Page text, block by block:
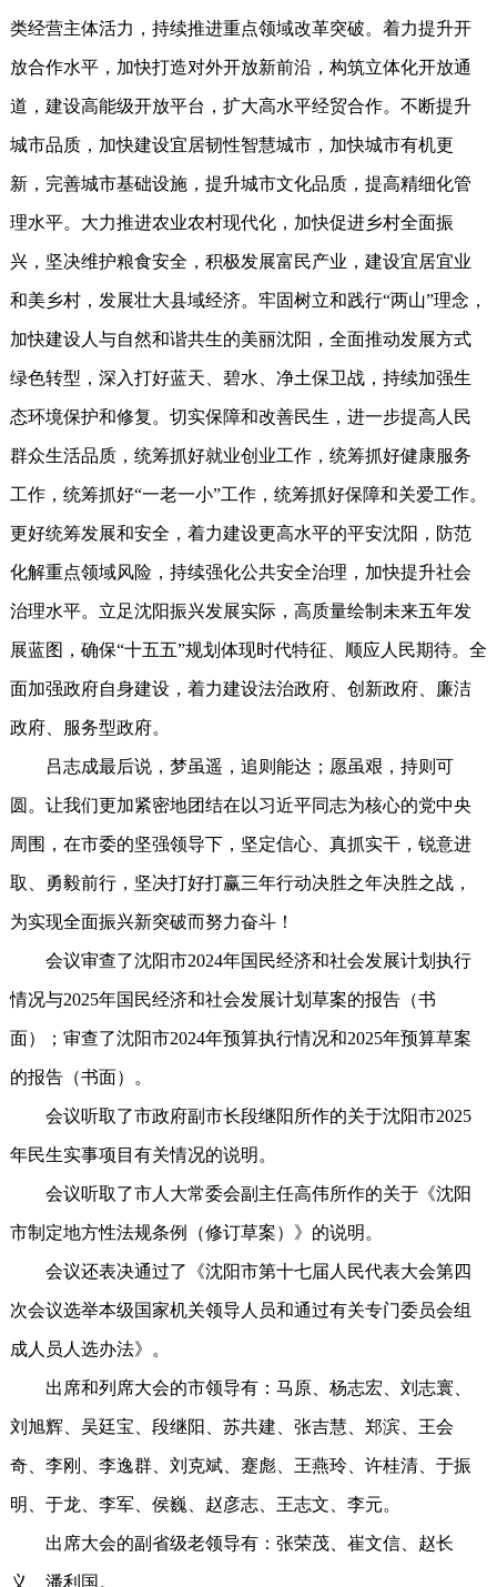
类经营主体活力，持续推进重点领域改革突破。着力提升开
放合作水平，加快打造对外开放新前沿，构筑立体化开放通
道，建设高能级开放平台，扩大高水平经贸合作。不断提升
城市品质，加快建设宜居韧性智慧城市，加快城市有机更
新，完善城市基础设施，提升城市文化品质，提高精细化管
理水平。大力推进农业农村现代化，加快促进乡村全面振
兴，坚决维护粮食安全，积极发展富民产业，建设宜居宜业
和美乡村，发展壮大县域经济。牢固树立和践行“两山”理念，
加快建设人与自然和谐共生的美丽沈阳，全面推动发展方式
绿色转型，深入打好蓝天、碧水、净土保卫战，持续加强生
态环境保护和修复。切实保障和改善民生，进一步提高人民
群众生活品质，统筹抓好就业创业工作，统筹抓好健康服务
工作，统筹抓好“一老一小”工作，统筹抓好保障和关爱工作。
更好统筹发展和安全，着力建设更高水平的平安沈阳，防范
化解重点领域风险，持续强化公共安全治理，加快提升社会
治理水平。立足沈阳振兴发展实际，高质量绘制未来五年发
展蓝图，确保“十五五”规划体现时代特征、顺应人民期待。全
面加强政府自身建设，着力建设法治政府、创新政府、廉洁
政府、服务型政府。
吕志成最后说，梦虽遥，追则能达；愿虽艰，持则可
圆。让我们更加紧密地团结在以习近平同志为核心的党中央
周围，在市委的坚强领导下，坚定信心、真抓实干，锐意进
取、勇毅前行，坚决打好打赢三年行动决胜之年决胜之战，
为实现全面振兴新突破而努力奋斗！
会议审查了沈阳市2024年国民经济和社会发展计划执行
情况与2025年国民经济和社会发展计划草案的报告（书
面）；审查了沈阳市2024年预算执行情况和2025年预算草案
的报告（书面）。
会议听取了市政府副市长段继阳所作的关于沈阳市2025
年民生实事项目有关情况的说明。
会议听取了市人大常委会副主任高伟所作的关于《沈阳
市制定地方性法规条例（修订草案）》的说明。
会议还表决通过了《沈阳市第十七届人民代表大会第四
次会议选举本级国家机关领导人员和通过有关专门委员会组
成人员人选办法》。
出席和列席大会的市领导有：马原、杨志宏、刘志寰、
刘旭辉、吴廷宝、段继阳、苏共建、张吉慧、郑滨、王会
奇、李刚、李逸群、刘克斌、蹇彪、王燕玲、许桂清、于振
明、于龙、李军、侯巍、赵彦志、王志文、李元。
出席大会的副省级老领导有：张荣茂、崔文信、赵长
义、潘利国。